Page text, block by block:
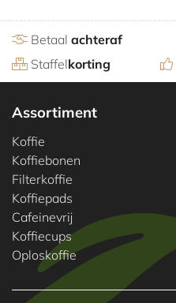
Betaal achteraf
Staffelkorting
Assortiment
Koffie
Koffiebonen
Filterkoffie
Koffiepads
Cafeinevrij
Koffiecups
Oploskoffie